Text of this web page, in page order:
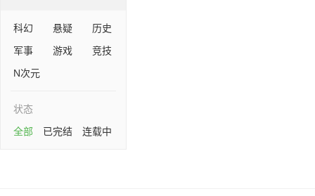
科幻 悬疑
历史
军事
游戏
竞技
N次元
状态
全部
已完结 连载中